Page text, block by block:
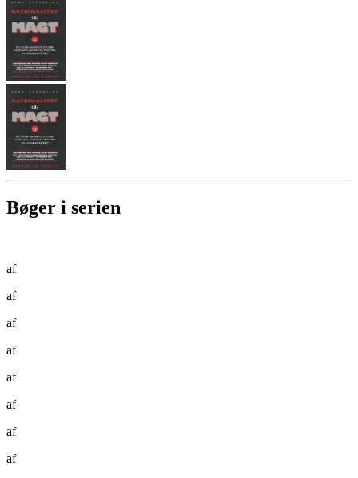
Bøger i serien
af
af
af
af
af
af
af
af